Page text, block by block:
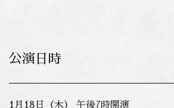
公演日時
1月18日（木） 午後7時開演